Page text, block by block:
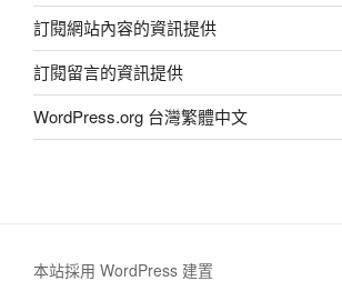
訂閱網站內容的資訊提供
訂閱留言的資訊提供
WordPress.org 台灣繁體中文
本站採用 WordPress 建置